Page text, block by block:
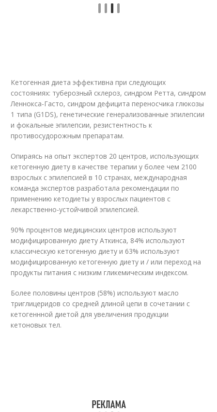
Кетогенная диета эффективна при следующих
состояниях: туберозный склероз, синдром Ретта, синдром
Леннокса-Гасто, синдром дефицита переносчика глюкозы
1 типа (G1DS), генетические генерализованные эпилепсии
и фокальные эпилепсии, резистентность к
противосудорожным препаратам.
Опираясь на опыт экспертов 20 центров, использующих
кетогенную диету в качестве терапии у более чем 2100
взрослых с эпилепсией в 10 странах, международная
команда экспертов разработала рекомендации по
применению кетодиеты у взрослых пациентов с
лекарственно-устойчивой эпилепсией.
90% процентов медицинских центров используют
модифицированную диету Аткинса, 84% используют
классическую кетогенную диету и 63% используют
модифицированную кетогенную диету и / или переход на
продукты питания с низким гликемическим индексом.
Более половины центров (58%) используют масло
триглицеридов со средней длиной цепи в сочетании с
кетогеннной диетой для увеличения продукции
кетоновых тел.